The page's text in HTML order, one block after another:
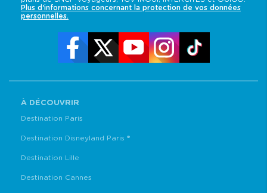
Plus d'informations concernant la protection de vos données
personnelles.
À DÉCOUVRIR
Destination Paris
Destination Disneyland Paris ®
Destination Lille
Destination Cannes